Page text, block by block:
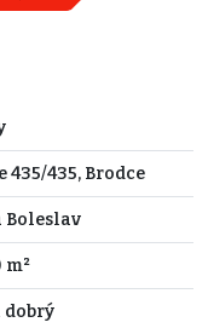
435/435, Brodce
Boleslav
m²